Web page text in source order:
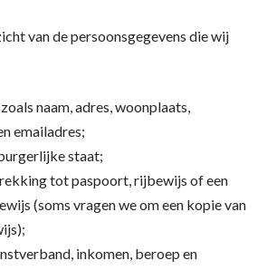
van de persoonsgegevens die wij
naam, adres, woonplaats,
emailadres;
staat;
tot paspoort, rijbewijs of een
(soms vragen we om een kopie van
inkomen, beroep en